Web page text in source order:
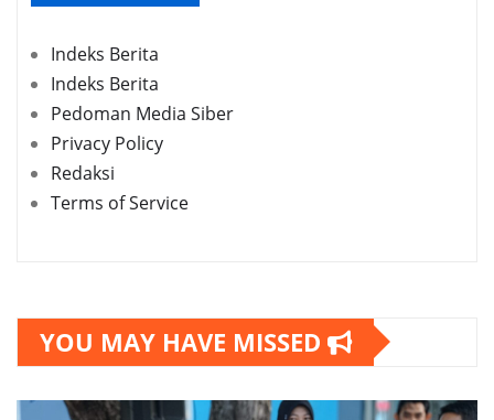
Indeks Berita
Indeks Berita
Pedoman Media Siber
Privacy Policy
Redaksi
Terms of Service
YOU MAY HAVE MISSED